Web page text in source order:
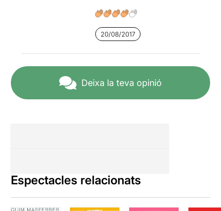
20/08/2017
Deixa la teva opinió
Espectacles relacionats